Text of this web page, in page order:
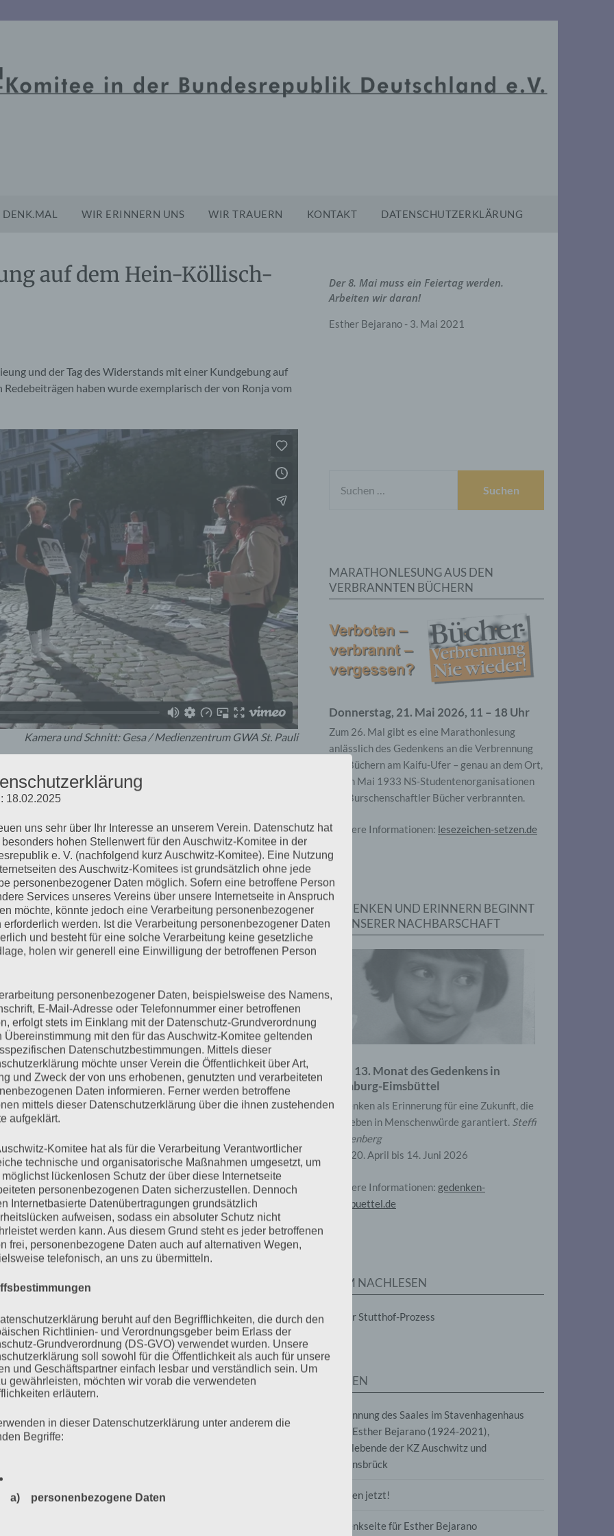
DENK.MAL WIR ERINNERN UNS WIR TRAUERN KONTAKT DATENSCHUTZERKLÄRUNG
auf dem Hein-Köllisch-
und der Tag des Widerstands mit einer Kundgebung auf
haben wurde exemplarisch der von Ronja vom
Kamera und Schnitt: Gesa / Medienzentrum GWA St. Pauli
Der 8. Mai muss ein Feiertag werden.
Arbeiten wir daran!
Esther Bejarano - 3. Mai 2021
NACH:
MARATHONLESUNG AUS DEN
VERBRANNTEN BÜCHERN
Donnerstag, 21. Mai 2026, 11 – 18 Uhr
Zum 26. Mal gibt es eine Marathonlesung
anlässlich des Gedenkens an die Verbrennung
von Büchern am Kaifu-Ufer – genau an dem Ort,
wo im Mai 1933 NS-Studentenorganisationen
und Burschenschaftler Bücher verbrannten.
Weitere Informationen: lesezeichen-setzen.de
GEDENKEN UND ERINNERN BEGINNT
IN UNSERER NACHBARSCHAFT
Zum 13. Monat des Gedenkens in
Hamburg-Eimsbüttel
Gedenken als Erinnerung für eine Zukunft, die
ein Leben in Menschenwürde garantiert. Steffi
Wittenberg
Vom 20. April bis 14. Juni 2026
Weitere Informationen: gedenken-
eimsbuettel.de
ZUM NACHLESEN
Der Stutthof-Prozess
SEITEN
Benennung des Saales im Stavenhagenhaus
nach Esther Bejarano (1924-2021),
Überlebende der KZ Auschwitz und
Ravensbrück
Frieden jetzt!
Gedenkseite für Esther Bejarano
18.02.2025
uns sehr über Ihr Interesse an unserem Verein. Datenschutz hat
hohen Stellenwert für den Auschwitz-Komitee in der
e. V. (nachfolgend kurz Auschwitz-Komitee). Eine Nutzung
des Auschwitz-Komitees ist grundsätzlich ohne jede
personenbezogener Daten möglich. Sofern eine betroffene Person
Services unseres Vereins über unsere Internetseite in Anspruch
möchte, könnte jedoch eine Verarbeitung personenbezogener
erforderlich werden. Ist die Verarbeitung personenbezogener Daten
und besteht für eine solche Verarbeitung keine gesetzliche
holen wir generell eine Einwilligung der betroffenen Person
personenbezogener Daten, beispielsweise des Namens,
E-Mail-Adresse oder Telefonnummer einer betroffenen
erfolgt stets im Einklang mit der Datenschutz-Grundverordnung
Übereinstimmung mit den für das Auschwitz-Komitee geltenden
Datenschutzbestimmungen. Mittels dieser
möchte unser Verein die Öffentlichkeit über Art,
und Zweck der von uns erhobenen, genutzten und verarbeiteten
Daten informieren. Ferner werden betroffene
mittels dieser Datenschutzerklärung über die ihnen zustehenden
aufgeklärt.
Komitee hat als für die Verarbeitung Verantwortlicher
technische und organisatorische Maßnahmen umgesetzt, um
lückenlosen Schutz der über diese Internetseite
personenbezogenen Daten sicherzustellen. Dennoch
Internetbasierte Datenübertragungen grundsätzlich
aufweisen, sodass ein absoluter Schutz nicht
werden kann. Aus diesem Grund steht es jeder betroffenen
frei, personenbezogene Daten auch auf alternativen Wegen,
telefonisch, an uns zu übermitteln.
beruht auf den Begrifflichkeiten, die durch den
Richtlinien- und Verordnungsgeber beim Erlass der
Grundverordnung (DS-GVO) verwendet wurden. Unsere
soll sowohl für die Öffentlichkeit als auch für unsere
und Geschäftspartner einfach lesbar und verständlich sein. Um
gewährleisten, möchten wir vorab die verwendeten
erläutern.
in dieser Datenschutzerklärung unter anderem die
Begriffe:
a) personenbezogene Daten